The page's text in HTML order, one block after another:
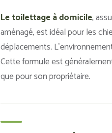
Le toilettage à domicile,
aménagé, est idéal pour les
déplacements.
Cette formule est
que pour son propriétaire.